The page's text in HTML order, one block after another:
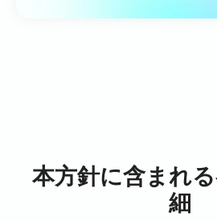
本方針に含まれ
細